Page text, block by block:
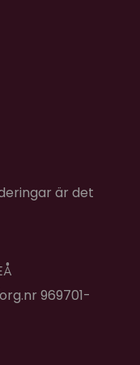
är det
969701-